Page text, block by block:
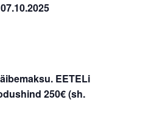
EETELi
250€ (sh.